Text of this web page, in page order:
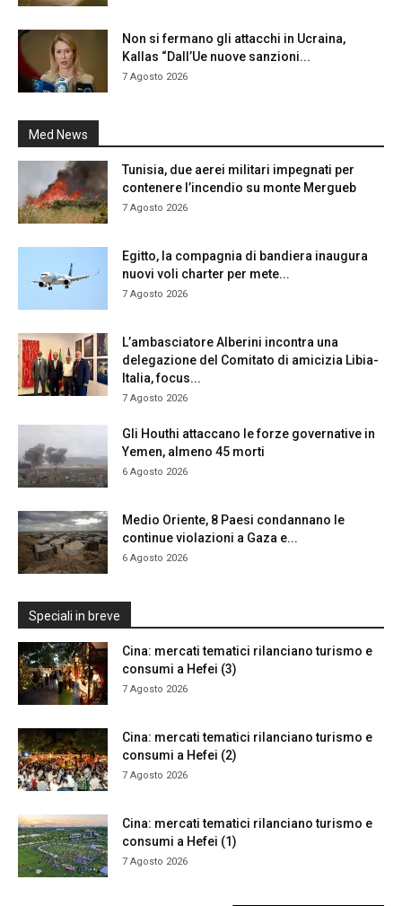
Non si fermano gli attacchi in Ucraina,
Kallas “Dall’Ue nuove sanzioni...
7 Agosto 2026
Med News
Tunisia, due aerei militari impegnati per
contenere l’incendio su monte Mergueb
7 Agosto 2026
Egitto, la compagnia di bandiera inaugura
nuovi voli charter per mete...
7 Agosto 2026
L’ambasciatore Alberini incontra una
delegazione del Comitato di amicizia Libia-
Italia, focus...
7 Agosto 2026
Gli Houthi attaccano le forze governative in
Yemen, almeno 45 morti
6 Agosto 2026
Medio Oriente, 8 Paesi condannano le
continue violazioni a Gaza e...
6 Agosto 2026
Speciali in breve
Cina: mercati tematici rilanciano turismo e
consumi a Hefei (3)
7 Agosto 2026
Cina: mercati tematici rilanciano turismo e
consumi a Hefei (2)
7 Agosto 2026
Cina: mercati tematici rilanciano turismo e
consumi a Hefei (1)
7 Agosto 2026